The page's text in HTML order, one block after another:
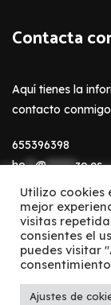
Contacta
Aquí tienes la
contacto
655396398
ho**@******zo.es
All rights
Utilizo cookies
mejor
visitas
consientes el
puedes visitar
Ajustes de